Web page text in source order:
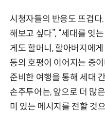
시청자들의 반응도 뜨겁다
해보고 싶다”, “세대를 잇
게도 할머니, 할아버지에
등의 호평이 이어지는 중
준비한 여행을 통해 세대
손주투어는, 앞으로 더 많
미 있는 메시지를 전할 것